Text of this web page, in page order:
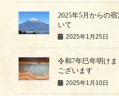
2025年5月からの
いて
2025年1月25日
令和7年巳年明け
ございます
2025年1月10日